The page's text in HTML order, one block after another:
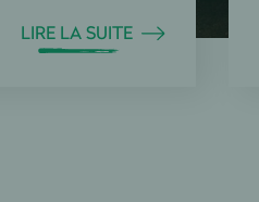
LIRE LA SUITE